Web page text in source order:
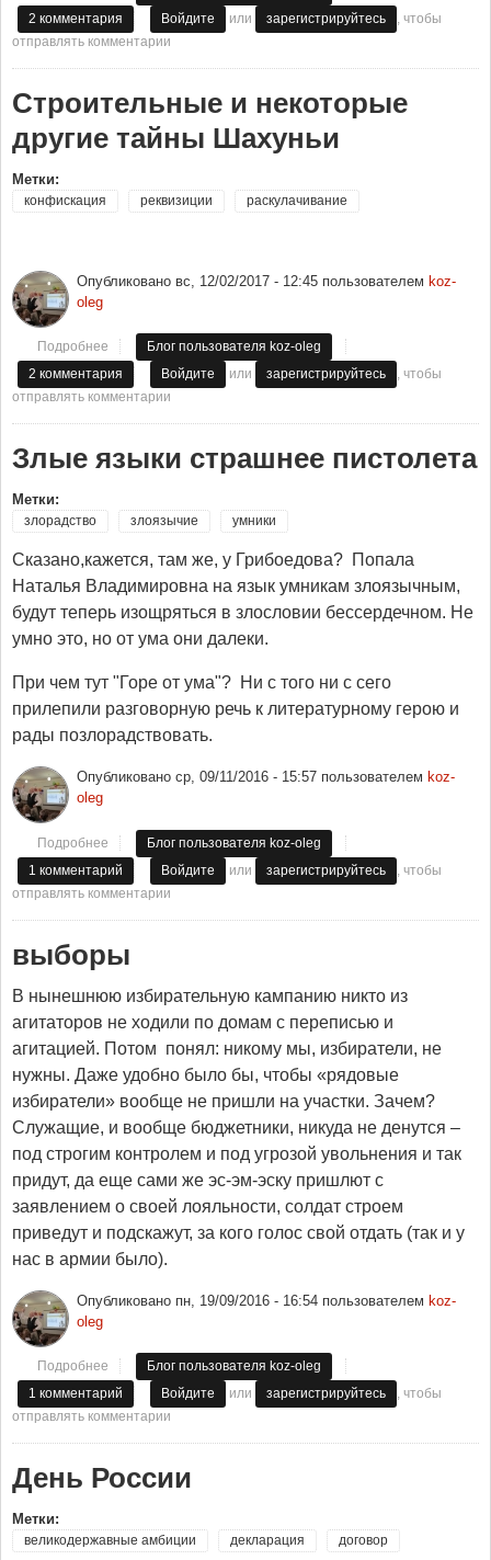
2 комментария
Войдите или зарегистрируйтесь
, чтобы
отправлять комментарии
Строительные и некоторые
другие тайны Шахуньи
Метки:
конфискация реквизиции раскулачивание
Опубликовано вс, 12/02/2017 - 12:45пользователем koz-
oleg
Подробнее о Строительные и некоторые другие тайны Шахуньи
Блог пользователя koz-oleg
2 комментария
Войдите или зарегистрируйтесь
, чтобы
отправлять комментарии
Злые языки страшнее пистолета
Метки:
злорадство злоязычие умники
Сказано,кажется, там же, у Грибоедова? Попала
Наталья Владимировна на язык умникам злоязычным,
будут теперь изощряться в злословии бессердечном. Не
умно это, но от ума они далеки.
При чем тут "Горе от ума"? Ни с того ни с сего
прилепили разговорную речь к литературному герою и
рады позлорадствовать.
Опубликовано ср, 09/11/2016 - 15:57пользователем koz-
oleg
Подробнее о Злые языки страшнее пистолета
Блог пользователя koz-oleg
1 комментарий
Войдите или зарегистрируйтесь
, чтобы
отправлять комментарии
выборы
В нынешнюю избирательную кампанию никто из
агитаторов не ходили по домам с переписью и
агитацией. Потом понял: никому мы, избиратели, не
нужны. Даже удобно было бы, чтобы «рядовые
избиратели» вообще не пришли на участки. Зачем?
Служащие, и вообще бюджетники, никуда не денутся –
под строгим контролем и под угрозой увольнения и так
придут, да еще сами же эс-эм-эску пришлют с
заявлением о своей лояльности, солдат строем
приведут и подскажут, за кого голос свой отдать (так и у
нас в армии было).
Опубликовано пн, 19/09/2016 - 16:54пользователем koz-
oleg
Подробнее о выборыБлог пользователя koz-oleg
1 комментарий
Войдите или зарегистрируйтесь
, чтобы
отправлять комментарии
День России
Метки:
великодержавные амбиции декларация договор